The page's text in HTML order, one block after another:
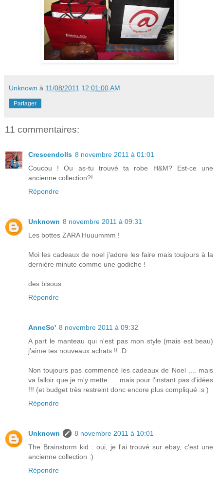
Unknown à 11/08/2011 12:01:00 AM
Partager
11 commentaires:
Crescendolls 8 novembre 2011 à 01:01
Coucou ! Ou as-tu trouvé ta robe H&M? Est-ce une
ancienne collection?!
Répondre
Unknown 8 novembre 2011 à 09:31
Les bottes ZARA Huuummm !
Moi les cadeaux de noel j'adore les faire mais toujours à la
dernière minute comme une godiche !
des bisous
Répondre
AnneSo' 8 novembre 2011 à 09:32
A part le manteau qui n'est pas mon style (mais est beau)
j'aime tes nouveaux achats !! :D
Non toujours pas commencé les cadeaux de Noel .... mais
va falloir que je m'y mette .... mais pour l'instant pas d'idées
!!! (et budget très restreint donc encore plus compliqué :s )
Répondre
Unknown
8 novembre 2011 à 10:01
The Brainstorm kid : oui, je l'ai trouvé sur ebay, c'est une
ancienne collection :)
Répondre